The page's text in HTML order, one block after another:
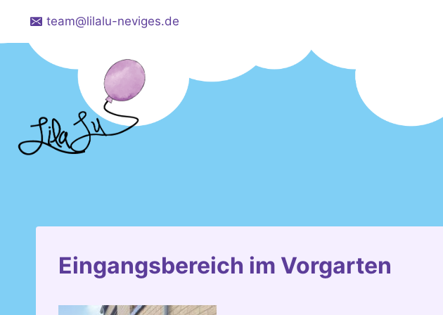
springen
team@lilalu-neviges.de
Eingangsbereich im Vorgarten